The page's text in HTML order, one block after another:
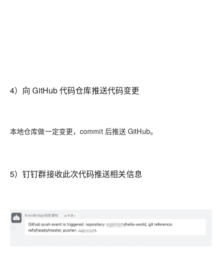
4）向 GitHub 代码仓库推送代码变更
本地仓库做一定变更，commit 后推送 GitHub。
5）钉钉群接收此次代码推送相关信息